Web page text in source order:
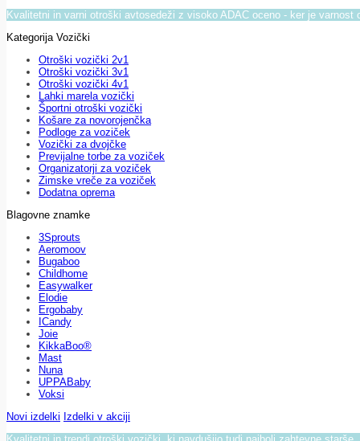
Kvalitetni in varni otroški avtosedeži z visoko ADAC oceno - ker je varnost
Kategorija Vozički
Otroški vozički 2v1
Otroški vozički 3v1
Otroški vozički 4v1
Lahki marela vozički
Športni otroški vozički
Košare za novorojenčka
Podloge za voziček
Vozički za dvojčke
Previjalne torbe za voziček
Organizatorji za voziček
Zimske vreče za voziček
Dodatna oprema
Blagovne znamke
3Sprouts
Aeromoov
Bugaboo
Childhome
Easywalker
Elodie
Ergobaby
ICandy
Joie
KikkaBoo®
Mast
Nuna
UPPABaby
Voksi
Novi izdelki Izdelki v akciji